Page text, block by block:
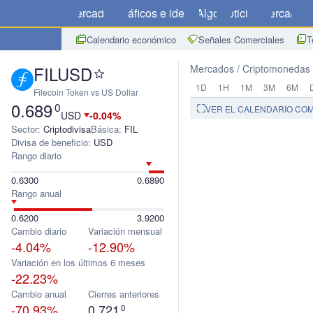
Mercados Gráficos e ideas Algo Noticias Mercado
Calendario económico Señales Comerciales
FILUSD
Filecoin Token vs US Dollar
0.6890
USD -0.04%
Sector: CriptodivisaBásica: FIL
Divisa de beneficio: USD
Rango diario
0.6300
0.6890
Rango anual
0.6200
3.9200
Cambio diario
-4.04%
Variación mensual
-12.90%
Variación en los últimos 6 meses
-22.23%
Cambio anual Cierres anteriores
0
Mercados Criptomonedas
1D 1H 1M 3M 6M
VER EL CALENDARIO